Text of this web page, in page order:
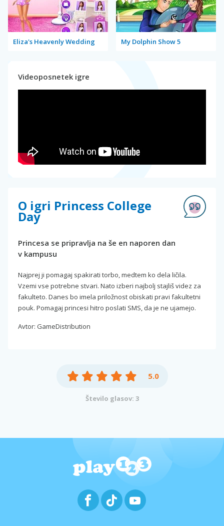
Eliza's Heavenly Wedding My Dolphin Show 5
Videoposnetek igre
O igri Princess College
Day
Princesa se pripravlja na še en naporen dan
v kampusu
Najprej ji pomagaj spakirati torbo, medtem ko dela ličila.
Vzemi vse potrebne stvari. Nato izberi najbolj stajliš videz za
fakulteto. Danes bo imela priložnost obiskati pravi fakultetni
pouk. Pomagaj princesi hitro poslati SMS, da je ne ujamejo.
Avtor: GameDistribution
5.0
Število glasov: 3